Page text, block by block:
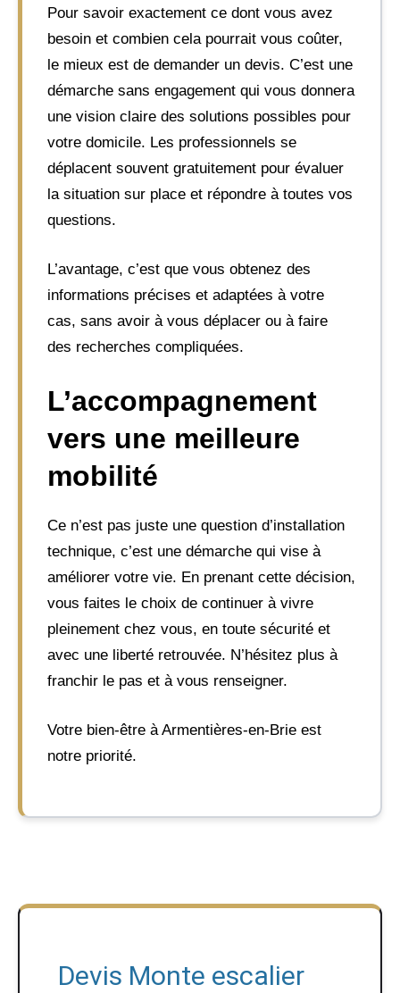
Pour savoir exactement ce dont vous avez
besoin et combien cela pourrait vous coûter,
le mieux est de demander un devis. C’est une
démarche sans engagement qui vous donnera
une vision claire des solutions possibles pour
votre domicile. Les professionnels se
déplacent souvent gratuitement pour évaluer
la situation sur place et répondre à toutes vos
questions.
L’avantage, c’est que vous obtenez des
informations précises et adaptées à votre
cas, sans avoir à vous déplacer ou à faire
des recherches compliquées.
L’accompagnement
vers une meilleure
mobilité
Ce n’est pas juste une question d’installation
technique, c’est une démarche qui vise à
améliorer votre vie. En prenant cette décision,
vous faites le choix de continuer à vivre
pleinement chez vous, en toute sécurité et
avec une liberté retrouvée. N’hésitez plus à
franchir le pas et à vous renseigner.
Votre bien-être à Armentières-en-Brie est
notre priorité.
Devis Monte escalier